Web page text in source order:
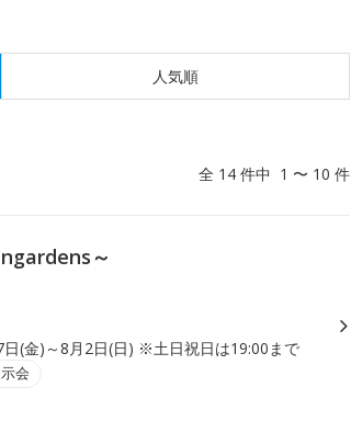
人気順
全 14 件中 1 〜 10 件
～
日(金)～8月2日(日) ※土日祝日は19:00まで
会